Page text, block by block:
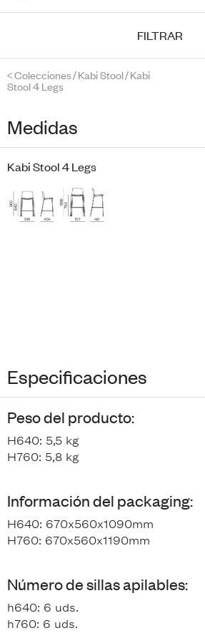
FILTRAR
<Colecciones/Kabi Stool/Kabi
Stool 4 Legs
Medidas
Kabi Stool 4 Legs
Especificaciones
Peso del producto:
H640: 5,5 kg
H760: 5,8 kg
Información del packaging:
H640: 670x560x1090mm
H760: 670x560x1190mm
Número de sillas apilables:
h640: 6 uds.
h760: 6 uds.